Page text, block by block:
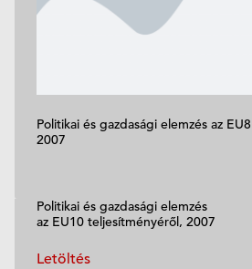
Politikai és gazdasági elemzés az
2007
Politikai és gazdasági elemzés
az EU10 teljesítményéről, 2007
Letöltés